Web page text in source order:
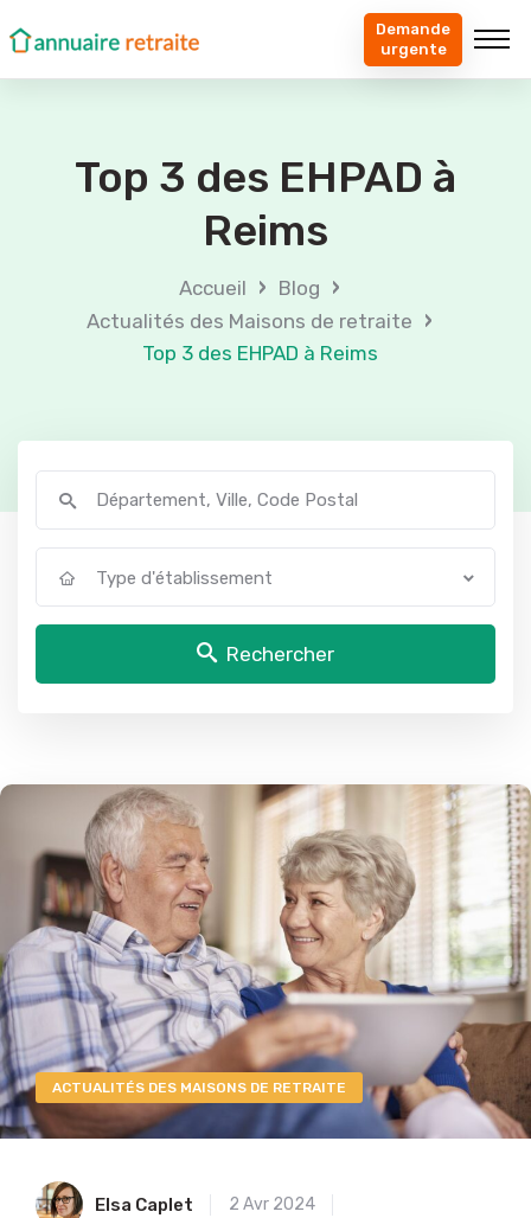
Demande
urgente
Top 3 des EHPAD à
Reims
Accueil › Blog ›
Actualités des Maisons de retraite ›
Top 3 des EHPAD à Reims
Type d'établissement
Rechercher
ACTUALITÉS DES MAISONS DE RETRAITE
Elsa Caplet 2 Avr 2024